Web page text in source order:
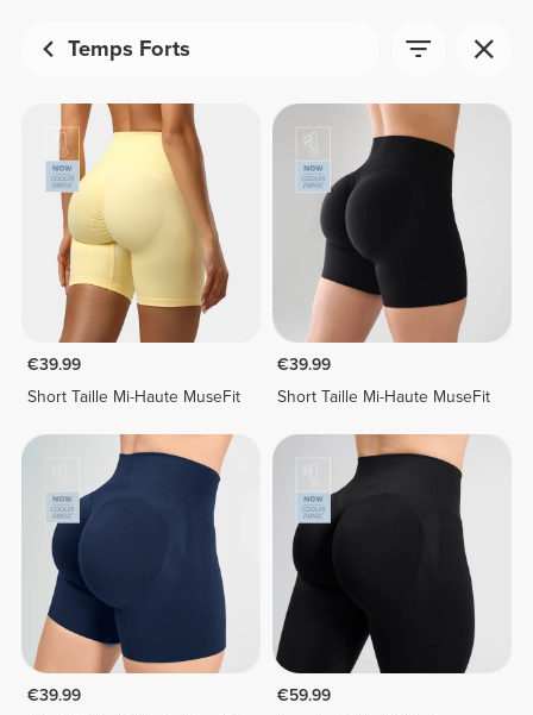
Temps Forts
€39.99
Short Taille Mi-Haute MuseFit
€39.99
Short Taille Mi-Haute MuseFit
€39.99
€59.99